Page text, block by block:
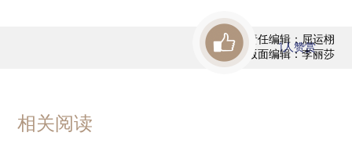
责任编辑：屈运栩
版面编辑：李丽莎
1人赞赏
相关阅读